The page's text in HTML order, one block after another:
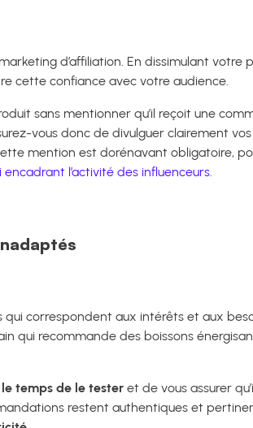
d’affiliation. En dissimulant
cette confiance avec votre audience.
sans mentionner qu’il reçoit une
vous donc de divulguer clairement
mention est dorénavant obligatoire,
l’activité des influenceurs.
correspondent aux intérêts et aux
qui recommande des boissons
temps de le tester et de vous assurer
restent authentiques et